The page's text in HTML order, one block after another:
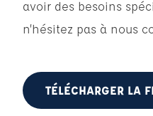
avoir des besoins
n’hésitez pas à nous
TÉLÉCHARGER LA